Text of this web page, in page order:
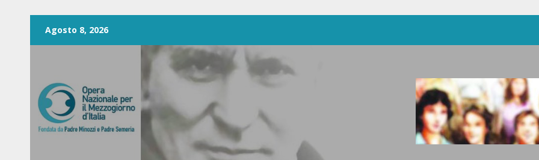
Agosto 8, 2026